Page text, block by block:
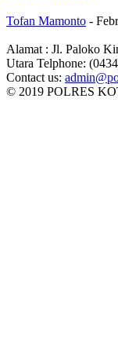
Tofan Mamonto -
Alamat : Jl. Paloko
Utara Telphone:
Contact us:
© 2019 POLRES